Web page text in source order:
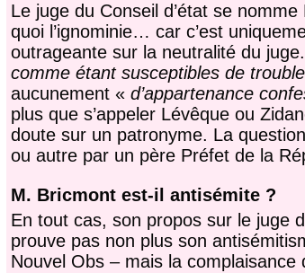
Le juge du Conseil d’état se
quoi l’ignominie… car c’est
outrageante sur la neutralité du
comme étant susceptibles de
aucunement « d’appartenance
plus que s’appeler Lévêque ou
doute sur un patronyme. La
ou autre par un père Préfet de la
M. Bricmont est-il antisémite ?
En tout cas, son propos sur le juge
prouve pas non plus son
Nouvel Obs – mais la complaisance